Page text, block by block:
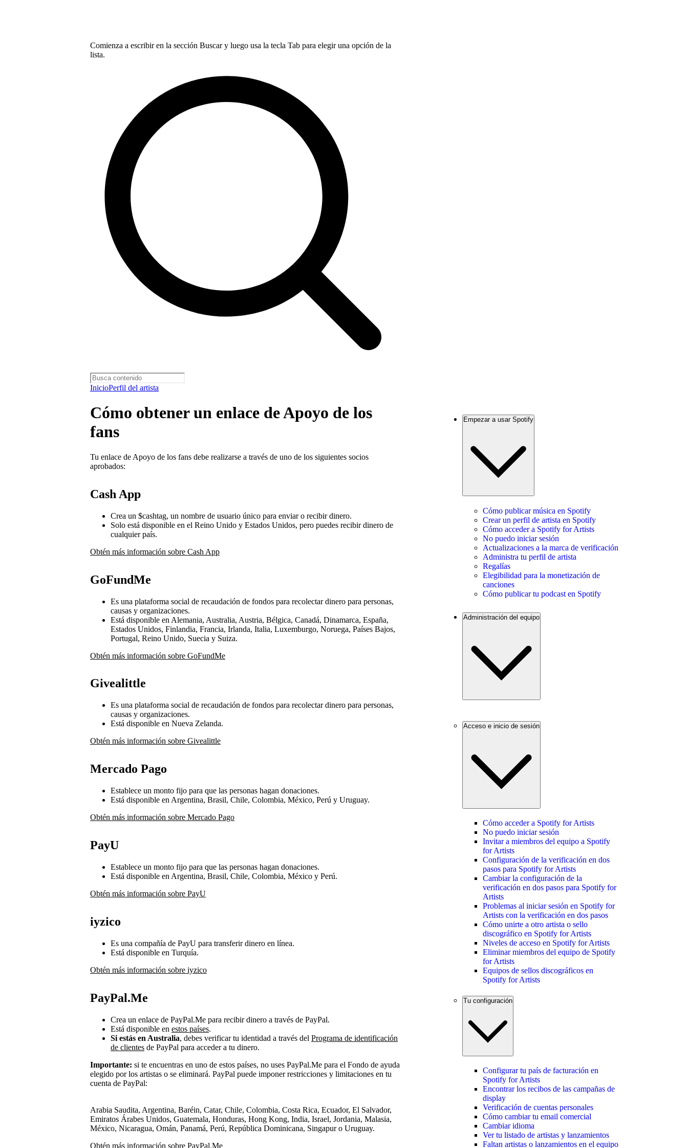
Comienza a escribir en la sección Buscar y luego usa la tecla Tab para elegir una opción de la
lista.
InicioPerfil del artista
Cómo obtener un enlace de Apoyo de los
fans
Tu enlace de Apoyo de los fans debe realizarse a través de uno de los siguientes socios
aprobados:
Cash App
Crea un $cashtag, un nombre de usuario único para enviar o recibir dinero.
Solo está disponible en el Reino Unido y Estados Unidos, pero puedes recibir dinero de
cualquier país.
Obtén más información sobre Cash App
GoFundMe
Es una plataforma social de recaudación de fondos para recolectar dinero para personas,
causas y organizaciones.
Está disponible en Alemania, Australia, Austria, Bélgica, Canadá, Dinamarca, España,
Estados Unidos, Finlandia, Francia, Irlanda, Italia, Luxemburgo, Noruega, Países Bajos,
Portugal, Reino Unido, Suecia y Suiza.
Obtén más información sobre GoFundMe
Givealittle
Es una plataforma social de recaudación de fondos para recolectar dinero para personas,
causas y organizaciones.
Está disponible en Nueva Zelanda.
Obtén más información sobre Givealittle
Mercado Pago
Establece un monto fijo para que las personas hagan donaciones.
Está disponible en Argentina, Brasil, Chile, Colombia, México, Perú y Uruguay.
Obtén más información sobre Mercado Pago
PayU
Establece un monto fijo para que las personas hagan donaciones.
Está disponible en Argentina, Brasil, Chile, Colombia, México y Perú.
Obtén más información sobre PayU
iyzico
Es una compañía de PayU para transferir dinero en línea.
Está disponible en Turquía.
Obtén más información sobre iyzico
PayPal.Me
Crea un enlace de PayPal.Me para recibir dinero a través de PayPal.
Está disponible en estos países.
Si estás en Australia, debes verificar tu identidad a través del Programa de identificación
de clientes de PayPal para acceder a tu dinero.
Importante: si te encuentras en uno de estos países, no uses PayPal.Me para el Fondo de ayuda
elegido por los artistas o se eliminará. PayPal puede imponer restricciones y limitaciones en tu
cuenta de PayPal:
Arabia Saudita, Argentina, Baréin, Catar, Chile, Colombia, Costa Rica, Ecuador, El Salvador,
Emiratos Árabes Unidos, Guatemala, Honduras, Hong Kong, India, Israel, Jordania, Malasia,
México, Nicaragua, Omán, Panamá, Perú, República Dominicana, Singapur o Uruguay.
Obtén más información sobre PayPal.Me
Empezar a usar Spotify
Cómo publicar música en Spotify
Crear un perfil de artista en Spotify
Cómo acceder a Spotify for Artists
No puedo iniciar sesión
Actualizaciones a la marca de verificación
Administra tu perfil de artista
Regalías
Elegibilidad para la monetización de
canciones
Cómo publicar tu podcast en Spotify
Administración del equipo
Acceso e inicio de sesión
Cómo acceder a Spotify for Artists
No puedo iniciar sesión
Invitar a miembros del equipo a Spotify
for Artists
Configuración de la verificación en dos
pasos para Spotify for Artists
Cambiar la configuración de la
verificación en dos pasos para Spotify for
Artists
Problemas al iniciar sesión en Spotify for
Artists con la verificación en dos pasos
Cómo unirte a otro artista o sello
discográfico en Spotify for Artists
Niveles de acceso en Spotify for Artists
Eliminar miembros del equipo de Spotify
for Artists
Equipos de sellos discográficos en
Spotify for Artists
Tu configuración
Configurar tu país de facturación en
Spotify for Artists
Encontrar los recibos de las campañas de
display
Verificación de cuentas personales
Cómo cambiar tu email comercial
Cambiar idioma
Ver tu listado de artistas y lanzamientos
Faltan artistas o lanzamientos en el equipo